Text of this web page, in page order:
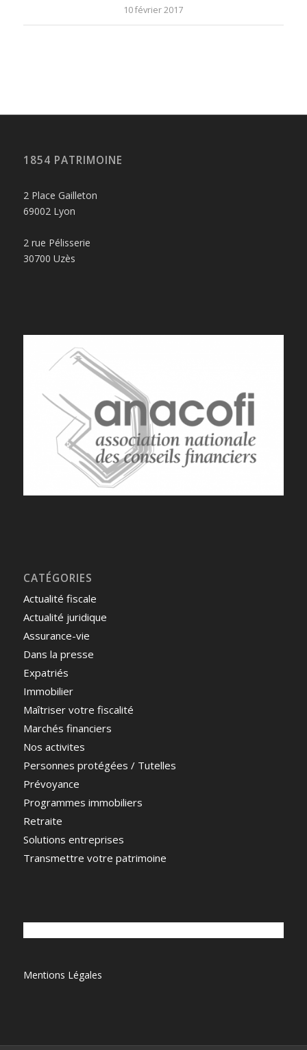
10 février 2017
1854 PATRIMOINE
2 Place Gailleton
69002 Lyon
2 rue Pélisserie
30700 Uzès
CATÉGORIES
Actualité fiscale
Actualité juridique
Assurance-vie
Dans la presse
Expatriés
Immobilier
Maîtriser votre fiscalité
Marchés financiers
Nos activites
Personnes protégées / Tutelles
Prévoyance
Programmes immobiliers
Retraite
Solutions entreprises
Transmettre votre patrimoine
Mentions Légales